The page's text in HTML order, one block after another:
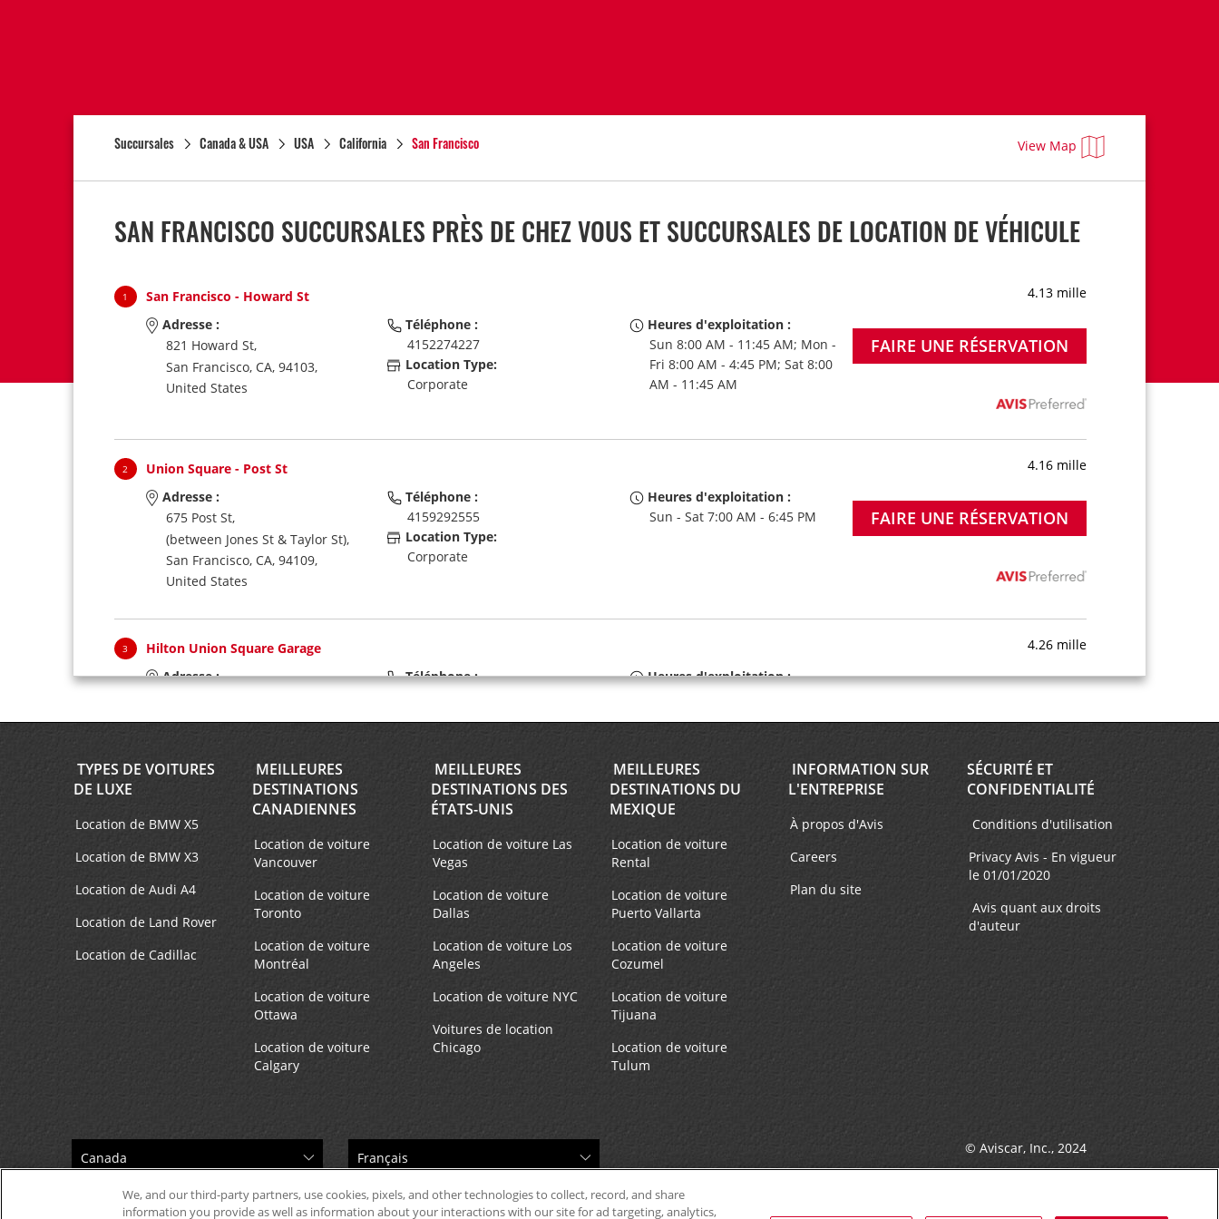
Succursales Canada & USA USA California San Francisco View Map
SAN FRANCISCO SUCCURSALES PRÈS DE CHEZ VOUS ET SUCCURSALES DE LOCATION DE VÉHICULE
1 San Francisco - Howard St
4.13 mille
Adresse :
821 Howard St,
San Francisco, CA, 94103,
United States
Téléphone :
4152274227
Location Type:
Corporate
Heures d'exploitation :
Sun 8:00 AM - 11:45 AM; Mon -
Fri 8:00 AM - 4:45 PM; Sat 8:00
AM - 11:45 AM
FAIRE UNE RÉSERVATION
2 Union Square - Post St
4.16 mille
Adresse :
675 Post St,
(between Jones St & Taylor St),
San Francisco, CA, 94109,
United States
Téléphone :
4159292555
Location Type:
Corporate
Heures d'exploitation :
Sun - Sat 7:00 AM - 6:45 PM
FAIRE UNE RÉSERVATION
3 Hilton Union Square Garage
4.26 mille
Adresse :
(inside), San Francisco, CA,
Téléphone :
Heures d'exploitation :
4 Anchorage Square Shopping Ctr
5.44 mille
Adresse :
500 Beach St - Ste 120,
Fisherman's Wharf,
CA, 94133,
United States
Téléphone :
4154414141
Location Type:
Corporate
Heures d'exploitation :
Fri 8:00 AM - 4:45 PM; Sat 8:00
AM - 11:45 AM
FAIRE UNE RÉSERVATION
Hyatt Regency Embarcadero
5 Embarcadero Ctr,
CA, 94111,
Téléphone :
4153954758
Sun 8:00 AM - 11:45 AM; Mon -
6 San Francisco Intl Airport
13.09 mille
Adresse :
Téléphone :
Heures d'exploitation :
TYPES DE VOITURES
DE LUXE
Location de BMW X5
Location de BMW X3
Location de Audi A4
Location de Land Rover
Location de Cadillac
MEILLEURES
DESTINATIONS
CANADIENNES
Location de voiture
Vancouver
Location de voiture
Toronto
Location de voiture
Montréal
Location de voiture
Ottawa
Location de voiture
Calgary
MEILLEURES
DESTINATIONS DES
ÉTATS-UNIS
Location de voiture Las
Vegas
Location de voiture
Dallas
Location de voiture Los
Angeles
Location de voiture NYC
Voitures de location
Chicago
MEILLEURES
DESTINATIONS DU
MEXIQUE
Location de voiture
Rental
Location de voiture
Puerto Vallarta
Location de voiture
Cozumel
Location de voiture
Tijuana
Location de voiture
Tulum
INFORMATION SUR
L'ENTREPRISE
À propos d'Avis
Careers
Plan du site
SÉCURITÉ ET
CONFIDENTIALITÉ
Conditions d'utilisation
Privacy Avis - En vigueur
le 01/01/2020
Avis quant aux droits
d'auteur
© Aviscar, Inc., 2024
We, and our third-party partners, use cookies, pixels, and other technologies to collect, record, and share
information you provide as well as information about your interactions with our site for ad targeting, analytics,